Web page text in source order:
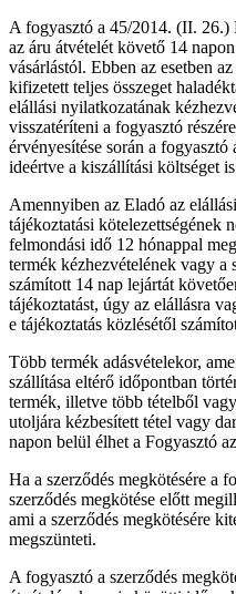
A fogyasztó a 45/2014. (II.
az áru átvételét követő 14
vásárlástól. Ebben az esetben
kifizetett teljes összeget
elállási nyilatkozatának
visszatéríteni a fogyasztó
érvényesítése során a
ideértve a kiszállítási költséget
Amennyiben az Eladó az
tájékoztatási kötelezettségének
felmondási idő 12 hónappal
termék kézhezvételének vagy a
számított 14 nap lejártát
tájékoztatást, úgy az elállásra
e tájékoztatás közlésétől
Több termék adásvételekor,
szállítása eltérő időpontban
termék, illetve több tételből
utoljára kézbesített tétel vagy
napon belül élhet a Fogyasztó
Ha a szerződés megkötésére a
szerződés megkötése előtt
ami a szerződés megkötésére
megszünteti.
A fogyasztó a szerződés